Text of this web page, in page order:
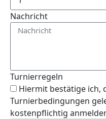
Nachricht
Turnierregeln
Hiermit bestätige ich,
Turnierbedingungen
kostenpflichtig